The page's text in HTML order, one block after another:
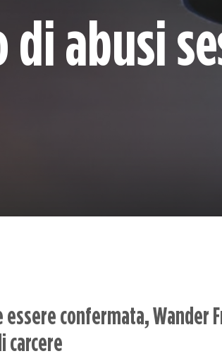
di abusi
essere confermata, Wander
carcere